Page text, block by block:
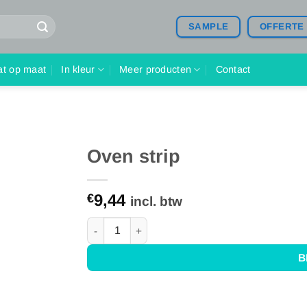
SAMPLE OFFERTE
op maat In kleur Meer producten Contact
Oven strip
€9,44 incl. btw
Oven strip aantal